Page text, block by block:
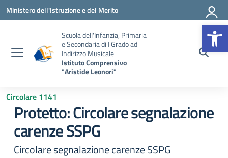
Vai ai contenuti
Vai al menu di navigazione
Vai al footer
Ministero dell'Istruzione e del Merito
Scuola dell'Infanzia, Primaria
e Secondaria di I Grado ad
Indirizzo Musicale
Istituto Comprensivo
"Aristide Leonori"
Circolare 1141
Protetto: Circolare segnalazione
carenze SSPG
Circolare segnalazione carenze SSPG